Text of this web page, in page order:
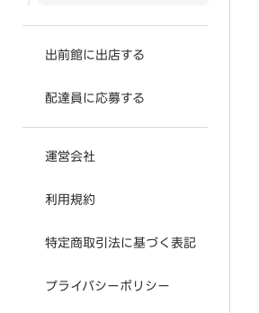
出前館に出店する
配達員に応募する
運営会社
利用規約
特定商取引法に基づく表記
プライバシーポリシー